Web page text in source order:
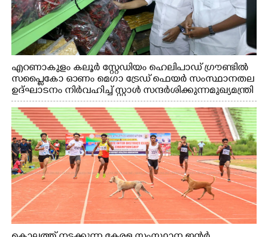
എറണാകുളം കലൂർ സ്റ്റേഡിയം ഹെലിപാഡ് ഗ്രൗണ്ടിൽ
സപ്ളൈകോ ഓണം മെഗാ ട്രേഡ് ഫെയർ സംസ്ഥാനതല
ഉദ്ഘാടനം നിർവഹിച്ച് സ്റ്റാൾ സന്ദർശിക്കുന്ന മുഖ്യമന്ത്രി
വി.ഡി. സതീശൻ. മന്ത്രി അനൂപ് ജേക്കബ് സമീപം